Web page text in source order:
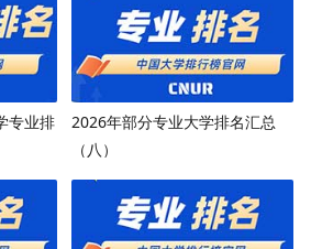
专业排
2026年部分专业大学排名汇总
（八）